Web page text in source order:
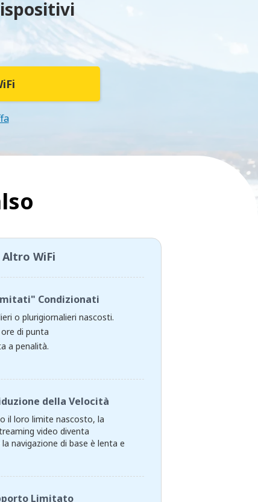
Altro WiFi
Condizionati
o plurigiornalieri nascosti.
di punta
a penalità.
della Velocità
il loro limite nascosto, la
video diventa
navigazione di base è lenta e
Limitato